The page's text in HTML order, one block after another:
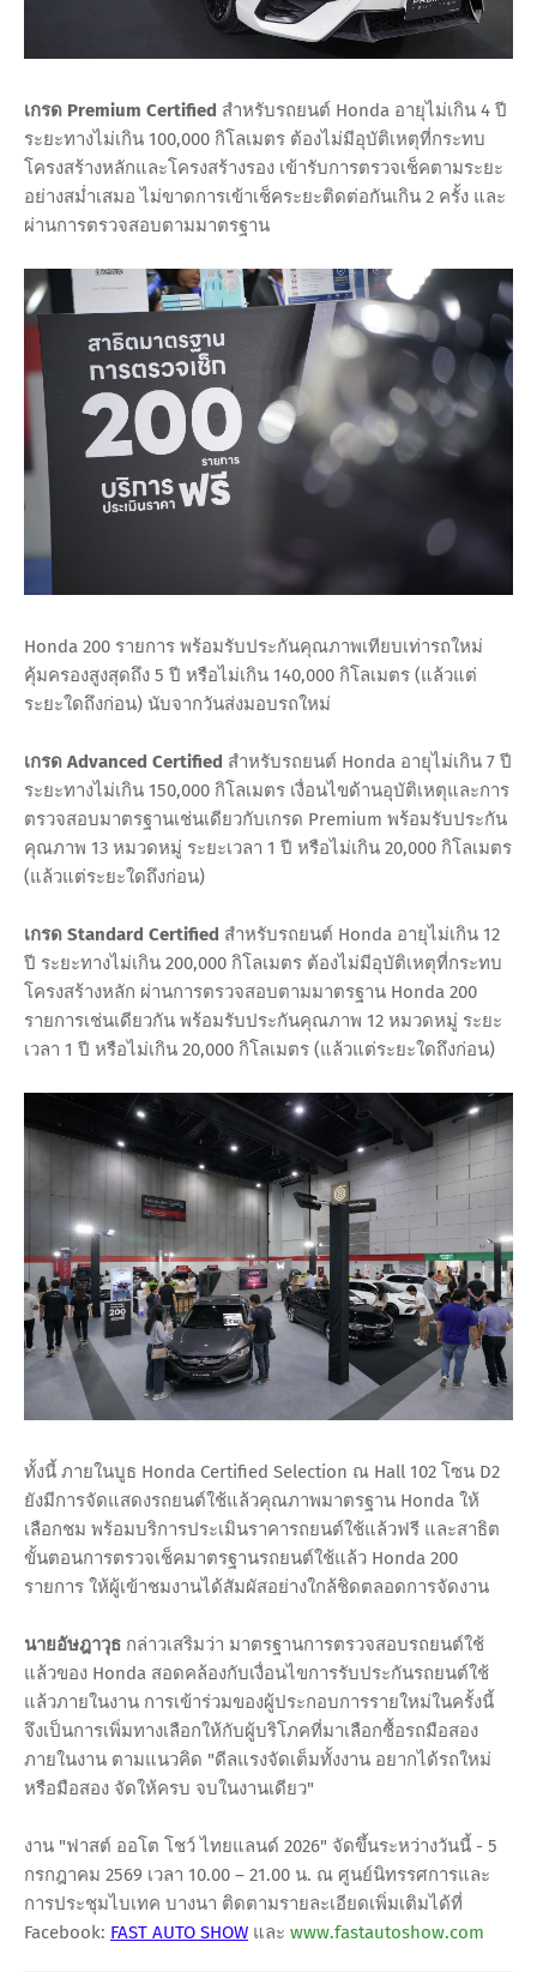
เกรด Premium Certified สำหรับรถยนต์ Honda อายุไม่เกิน 4 ปี
ระยะทางไม่เกิน 100,000 กิโลเมตร ต้องไม่มีอุบัติเหตุที่กระทบ
โครงสร้างหลักและโครงสร้างรอง เข้ารับการตรวจเช็คตามระยะ
อย่างสม่ำเสมอ ไม่ขาดการเข้าเช็คระยะติดต่อกันเกิน 2 ครั้ง และ
ผ่านการตรวจสอบตามมาตรฐาน
Honda 200 รายการ พร้อมรับประกันคุณภาพเทียบเท่ารถใหม่
คุ้มครองสูงสุดถึง 5 ปี หรือไม่เกิน 140,000 กิโลเมตร (แล้วแต่
ระยะใดถึงก่อน) นับจากวันส่งมอบรถใหม่
เกรด Advanced Certified สำหรับรถยนต์ Honda อายุไม่เกิน 7 ปี
ระยะทางไม่เกิน 150,000 กิโลเมตร เงื่อนไขด้านอุบัติเหตุและการ
ตรวจสอบมาตรฐานเช่นเดียวกับเกรด Premium พร้อมรับประกัน
คุณภาพ 13 หมวดหมู่ ระยะเวลา 1 ปี หรือไม่เกิน 20,000 กิโลเมตร
(แล้วแต่ระยะใดถึงก่อน)
เกรด Standard Certified สำหรับรถยนต์ Honda อายุไม่เกิน 12
ปี ระยะทางไม่เกิน 200,000 กิโลเมตร ต้องไม่มีอุบัติเหตุที่กระทบ
โครงสร้างหลัก ผ่านการตรวจสอบตามมาตรฐาน Honda 200
รายการเช่นเดียวกัน พร้อมรับประกันคุณภาพ 12 หมวดหมู่ ระยะ
เวลา 1 ปี หรือไม่เกิน 20,000 กิโลเมตร (แล้วแต่ระยะใดถึงก่อน)
ทั้งนี้ ภายในบูธ Honda Certified Selection ณ Hall 102 โซน D2
ยังมีการจัดแสดงรถยนต์ใช้แล้วคุณภาพมาตรฐาน Honda ให้
เลือกชม พร้อมบริการประเมินราคารถยนต์ใช้แล้วฟรี และสาธิต
ขั้นตอนการตรวจเช็คมาตรฐานรถยนต์ใช้แล้ว Honda 200
รายการ ให้ผู้เข้าชมงานได้สัมผัสอย่างใกล้ชิดตลอดการจัดงาน
นายอัษฎาวุธ กล่าวเสริมว่า มาตรฐานการตรวจสอบรถยนต์ใช้
แล้วของ Honda สอดคล้องกับเงื่อนไขการรับประกันรถยนต์ใช้
แล้วภายในงาน การเข้าร่วมของผู้ประกอบการรายใหม่ในครั้งนี้
จึงเป็นการเพิ่มทางเลือกให้กับผู้บริโภคที่มาเลือกซื้อรถมือสอง
ภายในงาน ตามแนวคิด "ดีลแรงจัดเต็มทั้งงาน อยากได้รถใหม่
หรือมือสอง จัดให้ครบ จบในงานเดียว"
งาน "ฟาสต์ ออโต โชว์ ไทยแลนด์ 2026" จัดขึ้นระหว่างวันนี้ - 5
กรกฎาคม 2569 เวลา 10.00 – 21.00 น. ณ ศูนย์นิทรรศการและ
การประชุมไบเทค บางนา ติดตามรายละเอียดเพิ่มเติมได้ที่
Facebook: FAST AUTO SHOW และ www.fastautoshow.com